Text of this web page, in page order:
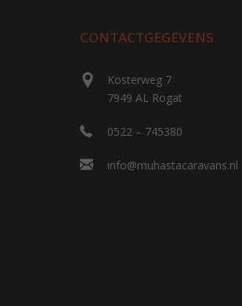
CONTACTGEGEVENS
Kosterweg 7
7949 AL Rogat
0522 – 745380
info@muhastacaravans.nl